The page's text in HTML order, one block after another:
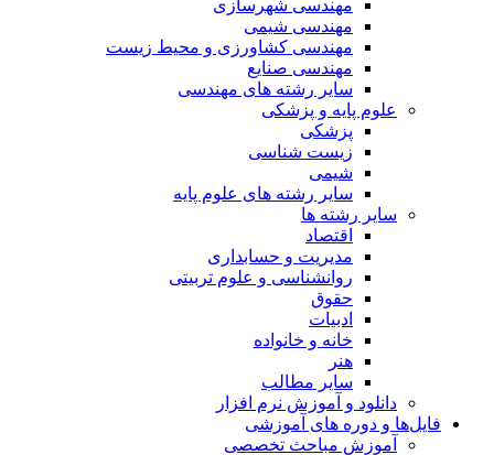
مهندسی شهرسازی
مهندسی شیمی
مهندسی کشاورزی و محیط زیست
مهندسی صنایع
سایر رشته های مهندسی
علوم پایه و پزشکی
پزشکی
زیست شناسی
شیمی
سایر رشته های علوم پایه
سایر رشته ها
اقتصاد
مدیریت و حسابداری
روانشناسی و علوم تربیتی
حقوق
ادبیات
خانه و خانواده
هنر
سایر مطالب
دانلود و آموزش نرم افزار
فایل‌ها و دوره های آموزشی
آموزش مباحث تخصصی